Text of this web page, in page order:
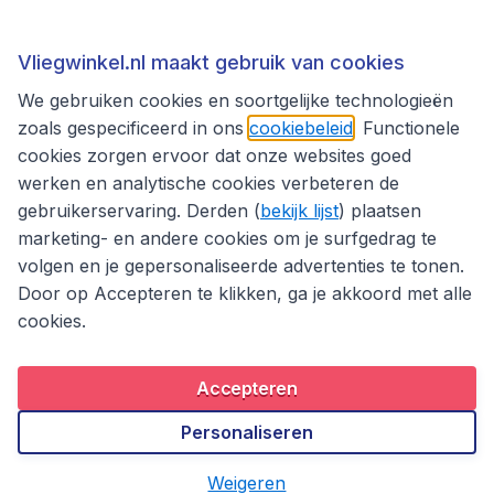
Thema's
Privacybeleid
Copyright © 2026
Vliegwinkel.nl maakt gebruik van cookies
We gebruiken cookies en soortgelijke technologieën
zoals gespecificeerd in ons cookiebeleid . Functionele
cookies zorgen ervoor dat onze websites goed
werken en analytische cookies verbeteren de
gebruikerservaring. Derden (bekijk lijst) plaatsen
marketing- en andere cookies om je surfgedrag te
volgen en je gepersonaliseerde advertenties te tonen.
Door op Accepteren te klikken, ga je akkoord met alle
cookies.
Accepteren
Personaliseren
Weigeren